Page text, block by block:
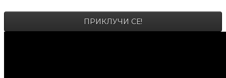
ПРИКЛУЧИ СЕ!